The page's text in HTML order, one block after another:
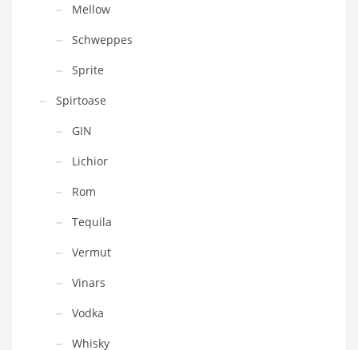
Mellow
Schweppes
Sprite
Spirtoase
GIN
Lichior
Rom
Tequila
Vermut
Vinars
Vodka
Whisky